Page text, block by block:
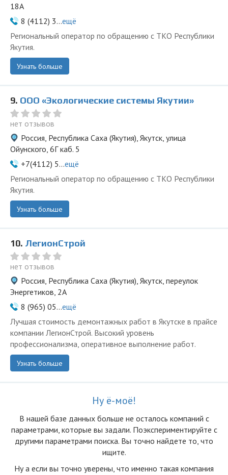
18А
8 (4112) 3...ещё
Региональный оператор по обращению с ТКО Республики
Якутия.
Узнать больше
9. ООО «Экологические системы Якутии»
нет отзывов
Россия, Республика Саха (Якутия), Якутск, улица
Ойунского, 6Г каб. 5
+7(4112) 5...ещё
Региональный оператор по обращению с ТКО Республики
Якутия.
Узнать больше
10. ЛегионСтрой
нет отзывов
Россия, Республика Саха (Якутия), Якутск, переулок
Энергетиков, 2А
8 (965) 05...ещё
Лучшая стоимость демонтажных работ в Якутске в прайсе
компании ЛегионСтрой. Высокий уровень
профессионализма, оперативное выполнение работ.
Узнать больше
Ну ё-моё!
В нашей базе данных больше не осталоcь компаний с
параметрами, которые вы задали. Поэкспериментируйте с
другими параметрами поиска. Вы точно найдете то, что
ищите.
Ну а если вы точно уверены, что именно такая компания